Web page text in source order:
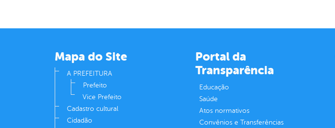
Mapa do Site
A PREFEITURA
Prefeito
Vice Prefeito
Cadastro cultural
Cidadão
Portal da
Transparência
Educação
Saúde
Atos normativos
Convênios e Transferências